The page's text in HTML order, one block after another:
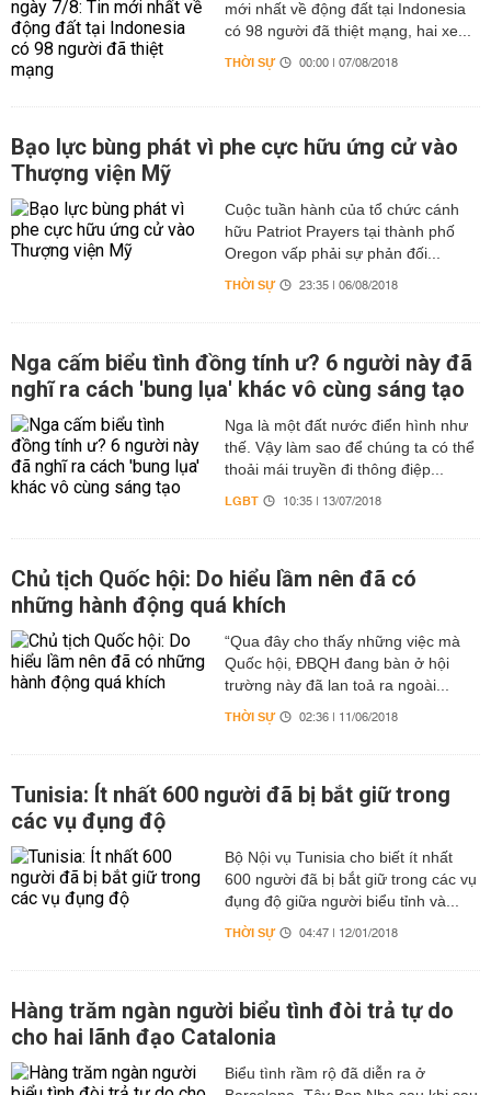
mới nhất về động đất tại Indonesia
có 98 người đã thiệt mạng, hai xe...
THỜI SỰ 00:00 | 07/08/2018
Bạo lực bùng phát vì phe cực hữu ứng cử vào
Thượng viện Mỹ
Cuộc tuần hành của tổ chức cánh
hữu Patriot Prayers tại thành phố
Oregon vấp phải sự phản đối...
THỜI SỰ 23:35 | 06/08/2018
Nga cấm biểu tình đồng tính ư? 6 người này đã
nghĩ ra cách 'bung lụa' khác vô cùng sáng tạo
Nga là một đất nước điển hình như
thế. Vậy làm sao để chúng ta có thể
thoải mái truyền đi thông điệp...
LGBT 10:35 | 13/07/2018
Chủ tịch Quốc hội: Do hiểu lầm nên đã có
những hành động quá khích
“Qua đây cho thấy những việc mà
Quốc hội, ĐBQH đang bàn ở hội
trường này đã lan toả ra ngoài...
THỜI SỰ 02:36 | 11/06/2018
Tunisia: Ít nhất 600 người đã bị bắt giữ trong
các vụ đụng độ
Bộ Nội vụ Tunisia cho biết ít nhất
600 người đã bị bắt giữ trong các vụ
đụng độ giữa người biểu tỉnh và...
THỜI SỰ 04:47 | 12/01/2018
Hàng trăm ngàn người biểu tình đòi trả tự do
cho hai lãnh đạo Catalonia
Biểu tình rầm rộ đã diễn ra ở